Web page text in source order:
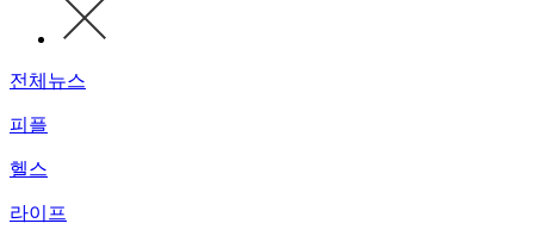
전체뉴스
피플
헬스
라이프